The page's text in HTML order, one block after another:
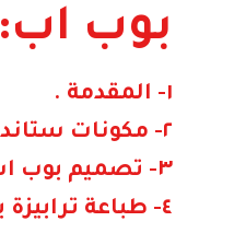
بوب اب:
١- الم
قدمة .
٢- مكونات ستاند بوب اب كونتر pop up counter stand
٣- تصميم بوب اب كونتر.
٤- طباعة ترابيزة بوب اب